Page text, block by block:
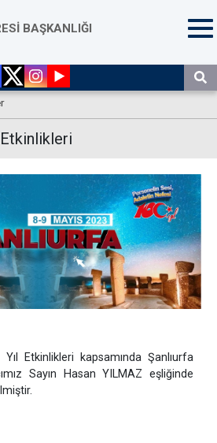
BAŞKANLIĞI
Etkinlikleri
Etkinlikleri kapsamında Şanlıurfa
Sayın Hasan YILMAZ eşliğinde